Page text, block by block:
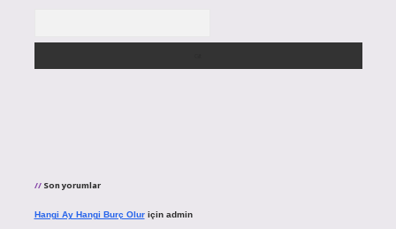
Son yorumlar
Hangi Ay Hangi Burç Oluriçin admin